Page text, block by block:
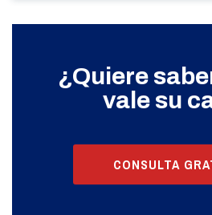
¿Quiere
vale su
CONSULTA